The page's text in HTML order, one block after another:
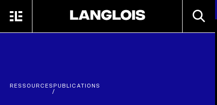
MENU
RESSOURCES
/
PUBLICATIONS